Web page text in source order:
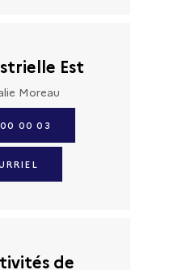
Est
Moreau
00 03
de